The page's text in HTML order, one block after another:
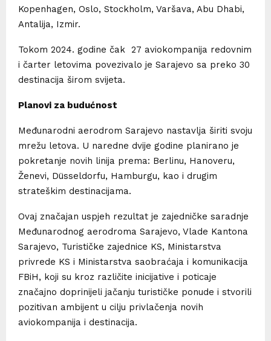
Kopenhagen, Oslo, Stockholm, Varšava, Abu Dhabi,
Antalija, Izmir.
Tokom 2024. godine čak 27 aviokompanija redovnim
i čarter letovima povezivalo je Sarajevo sa preko 30
destinacija širom svijeta.
Planovi za budućnost
Međunarodni aerodrom Sarajevo nastavlja širiti svoju
mrežu letova. U naredne dvije godine planirano je
pokretanje novih linija prema: Berlinu, Hanoveru,
Ženevi, Düsseldorfu, Hamburgu, kao i drugim
strateškim destinacijama.
Ovaj značajan uspjeh rezultat je zajedničke saradnje
Međunarodnog aerodroma Sarajevo, Vlade Kantona
Sarajevo, Turističke zajednice KS, Ministarstva
privrede KS i Ministarstva saobraćaja i komunikacija
FBiH, koji su kroz različite inicijative i poticaje
značajno doprinijeli jačanju turističke ponude i stvorili
pozitivan ambijent u cilju privlačenja novih
aviokompanija i destinacija.